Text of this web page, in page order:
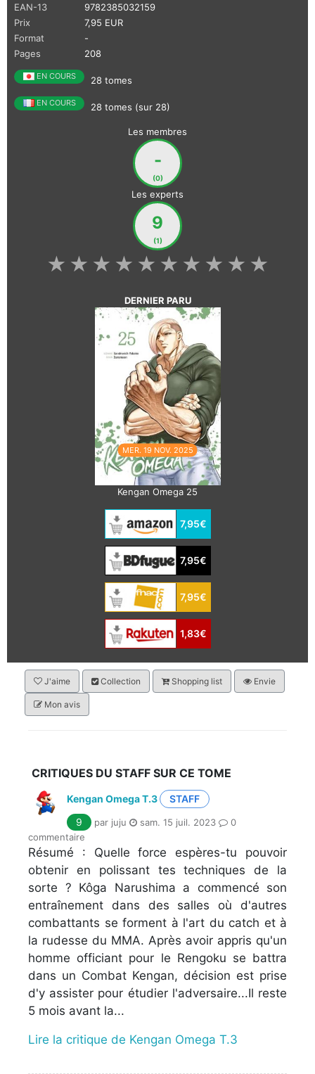
EAN-13
9782385032159
Prix
7,95 EUR
Format
-
Pages
208
EN COURS 28 tomes
EN COURS 28 tomes (sur 28)
Les membres
-
(0)
Les experts
9
(1)
★
★
★
★
★
★
★
★
★
★
DERNIER PARU
MER. 19 NOV. 2025
Kengan Omega 25
7,95€
7,95€
7,95€
1,83€
J'aime Collection Shopping list Envie
Mon avis
CRITIQUES DU STAFF SUR CE TOME
Kengan Omega T.3
STAFF
9
par juju sam. 15 juil. 2023
0
commentaire
Résumé : Quelle force espères-tu pouvoir
obtenir en polissant tes techniques de la
sorte ? Kôga Narushima a commencé son
entraînement dans des salles où d'autres
combattants se forment à l'art du catch et à
la rudesse du MMA. Après avoir appris qu'un
homme officiant pour le Rengoku se battra
dans un Combat Kengan, décision est prise
d'y assister pour étudier l'adversaire...Il reste
5 mois avant la...
Lire la critique de Kengan Omega T.3